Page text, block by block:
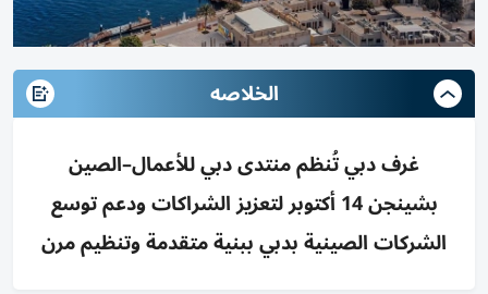
الخلاصه
غرف دبي تُنظم منتدى دبي للأعمال–الصين
بشينجن 14 أكتوبر لتعزيز الشراكات ودعم توسع
الشركات الصينية بدبي ببنية متقدمة وتنظيم مرن